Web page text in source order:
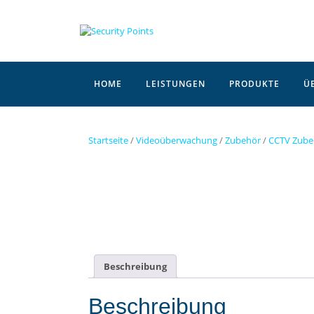
HOME LEISTUNGEN PRODUKTE
Startseite/Videoüberwachung/Zubehör/CCTV
Beschreibung
Beschreibung